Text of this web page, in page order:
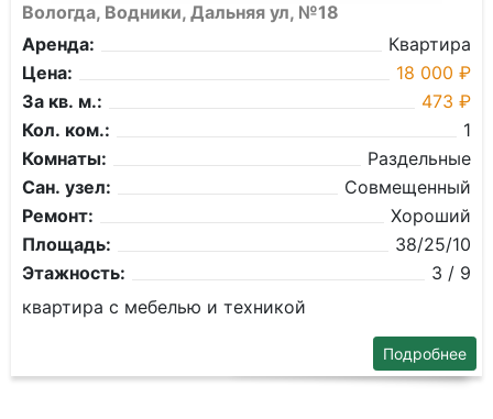
Вологда, Водники, Дальняя ул, №18
Аренда:
Квартира
Цена:
18 000 ₽
За кв. м.:
473 ₽
Кол. ком.:
1
Комнаты:
Раздельные
Сан. узел:
Совмещенный
Ремонт:
Хороший
Площадь:
38/25/10
Этажность:
3 / 9
квартира с мебелью и техникой
Подробнее